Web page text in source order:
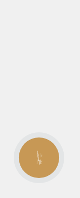
КНОПКА
ЗВ'ЯЗКУ